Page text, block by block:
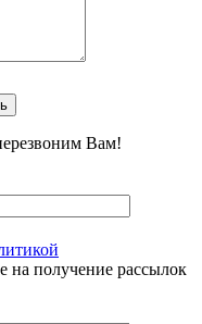
Вам!
на получение рассылок